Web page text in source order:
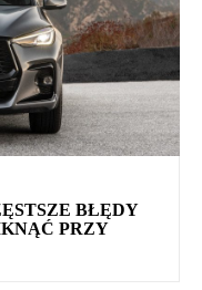
BŁĘDY
PRZY